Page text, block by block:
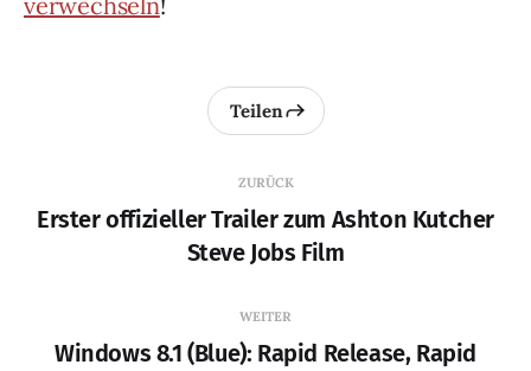
ZURÜCK
Erster offizieller Trailer zum Ashton Kutcher
Steve Jobs Film
Teilen
WEITER
Windows 8.1 (Blue): Rapid Release, Rapid